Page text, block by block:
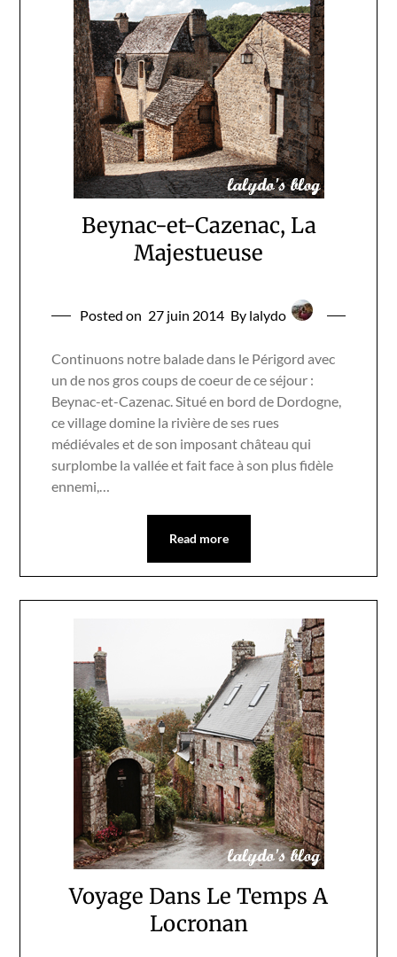
Beynac-et-Cazenac, La
Majestueuse
Posted on 27 juin 2014 By lalydo
Continuons notre balade dans le Périgord avec
un de nos gros coups de coeur de ce séjour :
Beynac-et-Cazenac. Situé en bord de Dordogne,
ce village domine la rivière de ses rues
médiévales et de son imposant château qui
surplombe la vallée et fait face à son plus fidèle
ennemi,…
Read more
Voyage Dans Le Temps A
Locronan